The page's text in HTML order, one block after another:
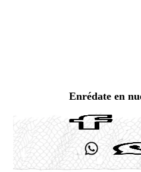
Enrédate en